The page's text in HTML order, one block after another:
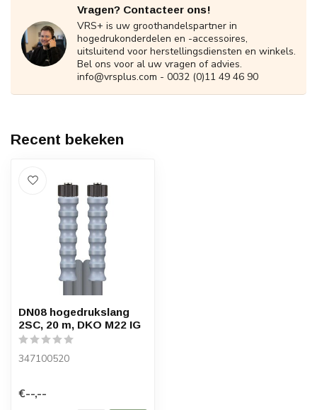
Vragen? Contacteer ons!
VRS+ is uw groothandelspartner in
hogedrukonderdelen en -accessoires,
uitsluitend voor herstellingsdiensten en winkels.
Bel ons voor al uw vragen of advies.
info@vrsplus.com - 0032 (0)11 49 46 90
Recent bekeken
DN08 hogedrukslang
2SC, 20 m, DKO M22 IG
347100520
€--,--